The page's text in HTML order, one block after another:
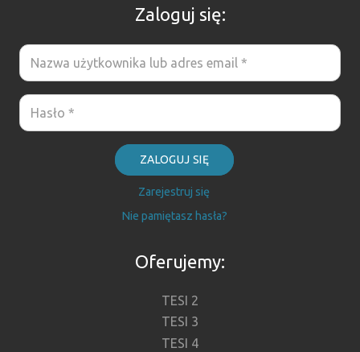
Zaloguj się:
ZALOGUJ SIĘ
Zarejestruj się
Nie pamiętasz hasła?
Oferujemy:
TESI 2
TESI 3
TESI 4